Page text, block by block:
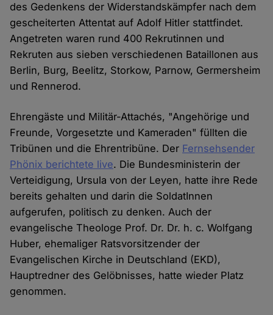
des Gedenkens der Widerstandskämpfer nach dem
gescheiterten Attentat auf Adolf Hitler stattfindet.
Angetreten waren rund 400 Rekrutinnen und
Rekruten aus sieben verschiedenen Bataillonen aus
Berlin, Burg, Beelitz, Storkow, Parnow, Germersheim
und Rennerod.
Ehrengäste und Militär-Attachés, "Angehörige und
Freunde, Vorgesetzte und Kameraden" füllten die
Tribünen und die Ehrentribüne. Der Fernsehsender
Phönix berichtete live. Die Bundesministerin der
Verteidigung, Ursula von der Leyen, hatte ihre Rede
bereits gehalten und darin die SoldatInnen
aufgerufen, politisch zu denken. Auch der
evangelische Theologe Prof. Dr. Dr. h. c. Wolfgang
Huber, ehemaliger Ratsvorsitzender der
Evangelischen Kirche in Deutschland (EKD),
Hauptredner des Gelöbnisses, hatte wieder Platz
genommen.